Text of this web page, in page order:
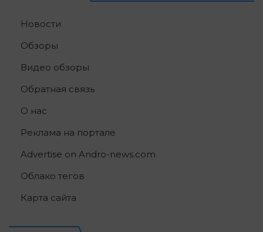
Новости
Обзоры
Видео обзоры
Обратная связь
О нас
Реклама на портале
Advertise on Andro-news.com
Облако тегов
Карта сайта